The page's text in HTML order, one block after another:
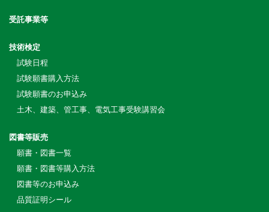
受託事業等
技術検定
試験日程
試験願書購入方法
試験願書のお申込み
土木、建築、管工事、電気工事受験講習会
図書等販売
願書・図書一覧
願書・図書等購入方法
図書等のお申込み
品質証明シール